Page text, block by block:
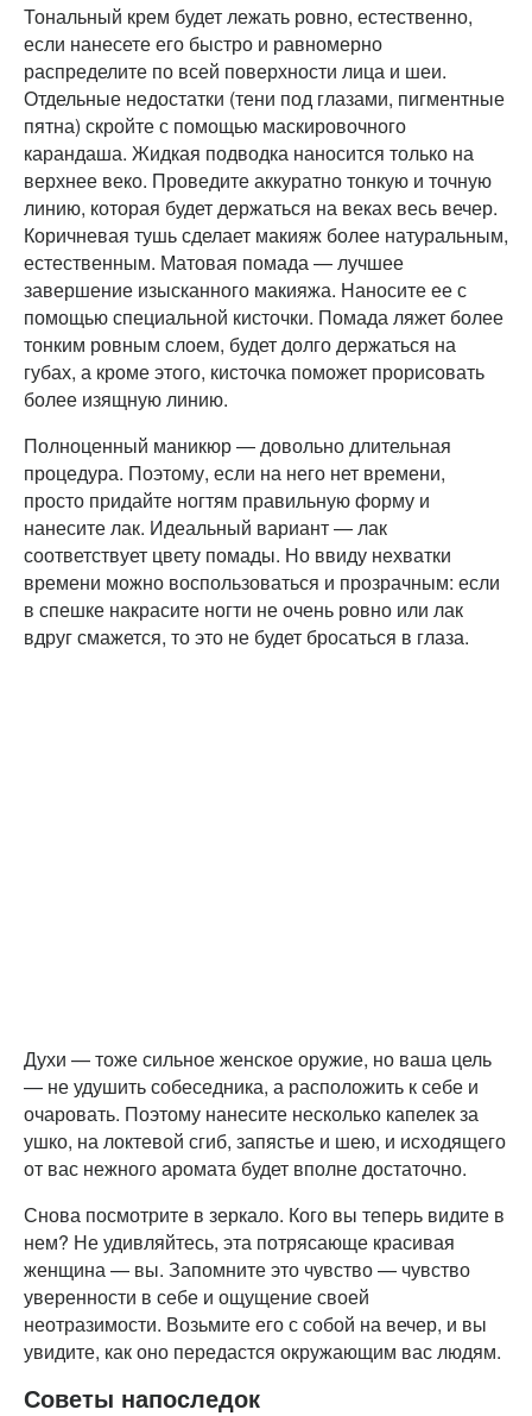
Тональный крем будет лежать ровно, естественно,
если нанесете его быстро и равномерно
распределите по всей поверхности лица и шеи.
Отдельные недостатки (тени под глазами, пигментные
пятна) скройте с помощью маскировочного
карандаша. Жидкая подводка наносится только на
верхнее веко. Проведите аккуратно тонкую и точную
линию, которая будет держаться на веках весь вечер.
Коричневая тушь сделает макияж более натуральным,
естественным. Матовая помада — лучшее
завершение изысканного макияжа. Наносите ее с
помощью специальной кисточки. Помада ляжет более
тонким ровным слоем, будет долго держаться на
губах, а кроме этого, кисточка поможет прорисовать
более изящную линию.
Полноценный маникюр — довольно длительная
процедура. Поэтому, если на него нет времени,
просто придайте ногтям правильную форму и
нанесите лак. Идеальный вариант — лак
соответствует цвету помады. Но ввиду нехватки
времени можно воспользоваться и прозрачным: если
в спешке накрасите ногти не очень ровно или лак
вдруг смажется, то это не будет бросаться в глаза.
Духи — тоже сильное женское оружие, но ваша цель
— не удушить собеседника, а расположить к себе и
очаровать. Поэтому нанесите несколько капелек за
ушко, на локтевой сгиб, запястье и шею, и исходящего
от вас нежного аромата будет вполне достаточно.
Снова посмотрите в зеркало. Кого вы теперь видите в
нем? Не удивляйтесь, эта потрясающе красивая
женщина — вы. Запомните это чувство — чувство
уверенности в себе и ощущение своей
неотразимости. Возьмите его с собой на вечер, и вы
увидите, как оно передастся окружающим вас людям.
Советы напоследок